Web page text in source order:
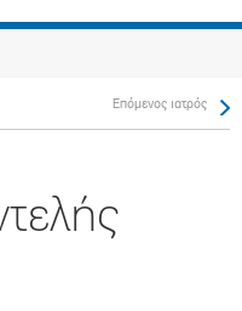
Επόμενος ιατρός